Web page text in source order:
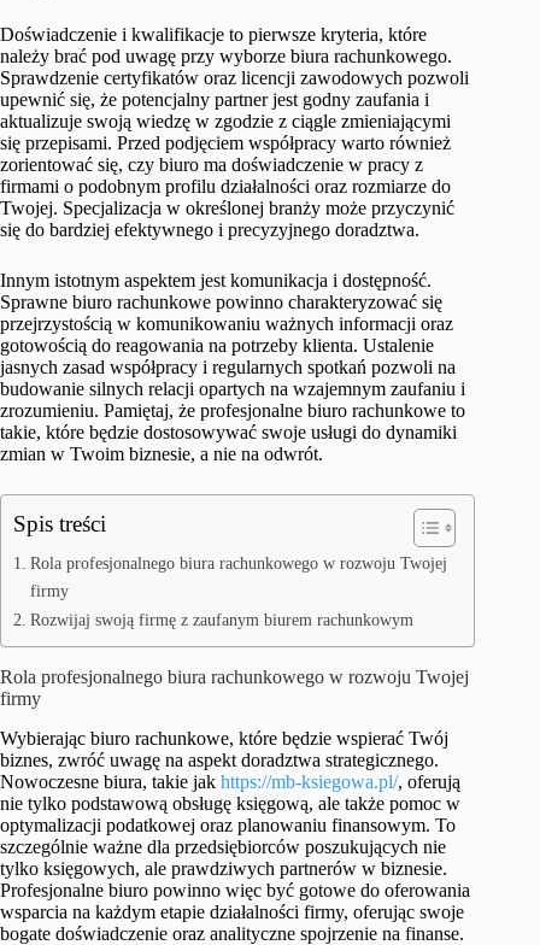
Doświadczenie i kwalifikacje to pierwsze kryteria, które
należy brać pod uwagę przy wyborze biura rachunkowego.
Sprawdzenie certyfikatów oraz licencji zawodowych pozwoli
upewnić się, że potencjalny partner jest godny zaufania i
aktualizuje swoją wiedzę w zgodzie z ciągle zmieniającymi
się przepisami. Przed podjęciem współpracy warto również
zorientować się, czy biuro ma doświadczenie w pracy z
firmami o podobnym profilu działalności oraz rozmiarze do
Twojej. Specjalizacja w określonej branży może przyczynić
się do bardziej efektywnego i precyzyjnego doradztwa.
Innym istotnym aspektem jest komunikacja i dostępność.
Sprawne biuro rachunkowe powinno charakteryzować się
przejrzystością w komunikowaniu ważnych informacji oraz
gotowością do reagowania na potrzeby klienta. Ustalenie
jasnych zasad współpracy i regularnych spotkań pozwoli na
budowanie silnych relacji opartych na wzajemnym zaufaniu i
zrozumieniu. Pamiętaj, że profesjonalne biuro rachunkowe to
takie, które będzie dostosowywać swoje usługi do dynamiki
zmian w Twoim biznesie, a nie na odwrót.
Spis treści
Rola profesjonalnego biura rachunkowego w rozwoju Twojej
firmy
Rozwijaj swoją firmę z zaufanym biurem rachunkowym
Rola profesjonalnego biura rachunkowego w rozwoju Twojej
firmy
Wybierając biuro rachunkowe, które będzie wspierać Twój
biznes, zwróć uwagę na aspekt doradztwa strategicznego.
Nowoczesne biura, takie jak https://mb-ksiegowa.pl/, oferują
nie tylko podstawową obsługę księgową, ale także pomoc w
optymalizacji podatkowej oraz planowaniu finansowym. To
szczególnie ważne dla przedsiębiorców poszukujących nie
tylko księgowych, ale prawdziwych partnerów w biznesie.
Profesjonalne biuro powinno więc być gotowe do oferowania
wsparcia na każdym etapie działalności firmy, oferując swoje
bogate doświadczenie oraz analityczne spojrzenie na finanse.